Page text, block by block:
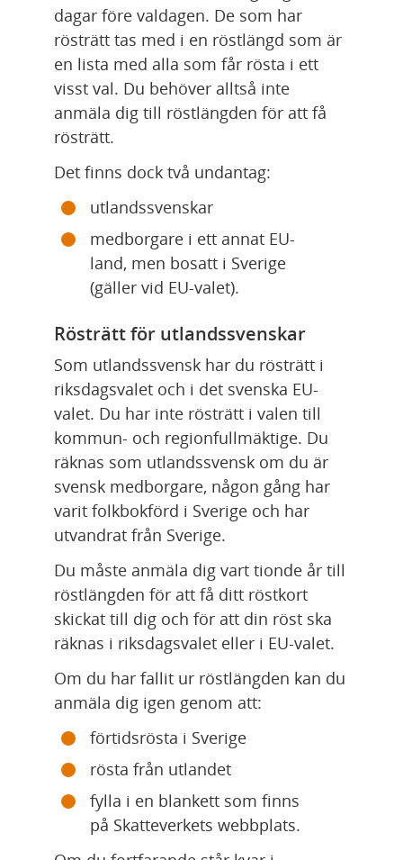
dagar före valdagen. De som har
rösträtt tas med i en röstlängd som är
en lista med alla som får rösta i ett
visst val. Du behöver alltså inte
anmäla dig till röstlängden för att få
rösträtt.
Det finns dock två undantag:
utlandssvenskar
medborgare i ett annat EU-
land, men bosatt i Sverige
(gäller vid EU-valet).
Rösträtt för utlandssvenskar
Som utlandssvensk har du rösträtt i
riksdagsvalet och i det svenska EU-
valet. Du har inte rösträtt i valen till
kommun- och regionfullmäktige. Du
räknas som utlandssvensk om du är
svensk medborgare, någon gång har
varit folkbokförd i Sverige och har
utvandrat från Sverige.
Du måste anmäla dig vart tionde år till
röstlängden för att få ditt röstkort
skickat till dig och för att din röst ska
räknas i riksdagsvalet eller i EU-valet.
Om du har fallit ur röstlängden kan du
anmäla dig igen genom att:
förtidsrösta i Sverige
rösta från utlandet
fylla i en blankett som finns
på Skatteverkets webbplats.